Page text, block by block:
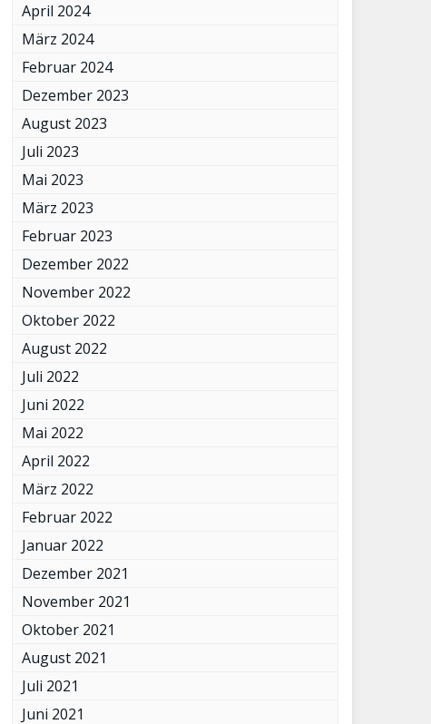
April 2024
März 2024
Februar 2024
Dezember 2023
August 2023
Juli 2023
Mai 2023
März 2023
Februar 2023
Dezember 2022
November 2022
Oktober 2022
August 2022
Juli 2022
Juni 2022
Mai 2022
April 2022
März 2022
Februar 2022
Januar 2022
Dezember 2021
November 2021
Oktober 2021
August 2021
Juli 2021
Juni 2021